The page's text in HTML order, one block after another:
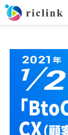
導入事例
セミナー